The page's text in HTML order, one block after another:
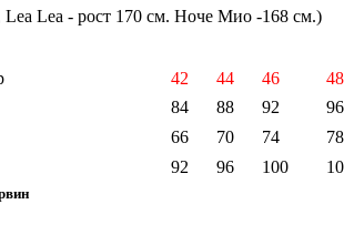
Lea - рост 170 см. Ноче Мио -168 см.)
42 44 46
48
84 88 92
96
66 70 74
78
92 96 100